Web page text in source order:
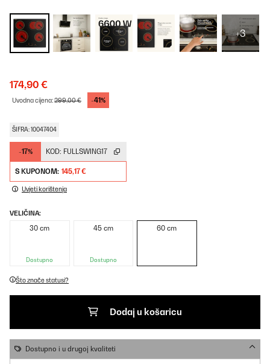
+3
174,90 €
Uvodna cijena:299,00 € -41%
ŠIFRA: 10047404
-17% KOD: FULLSWING17
S KUPONOM: 145,17 €
Uvjeti korištenja
VELIČINA:
30 cm
Dostupno
45 cm
Dostupno
60 cm
Što znače statusi?
Dodaj u košaricu
Dostupno i u drugoj kvaliteti